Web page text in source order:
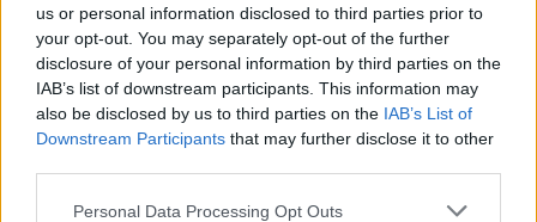
us or personal information disclosed to third parties prior to
your opt-out. You may separately opt-out of the further
disclosure of your personal information by third parties on the
IAB’s list of downstream participants. This information may
also be disclosed by us to third parties on the IAB’s List of
Downstream Participants that may further disclose it to other
Please note that this website/app uses one or more Google
Personal Data Processing Opt Outs